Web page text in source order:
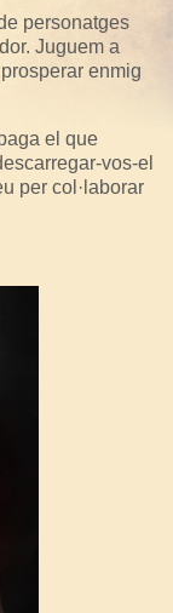
personatges
Juguem a
enmig
el que
vos-el
per col·laborar